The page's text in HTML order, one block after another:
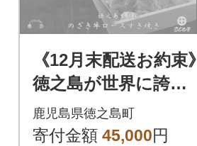
《12月末配送お約束》
徳之島が世界に誇
る“のざき牛”ロース
すき焼きギフト
鹿児島県徳之島町
寄付金額 45,000円